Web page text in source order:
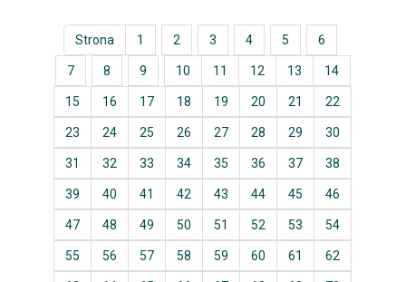
Strona 1 2 3 4 5 6
7 8 9 10 11 12 13 14
15 16 17 18 19 20 21 22
23 24 25 26 27 28 29 30
31 32 33 34 35 36 37 38
39 40 41 42 43 44 45 46
47 48 49 50 51 52 53 54
55 56 57 58 59 60 61 62